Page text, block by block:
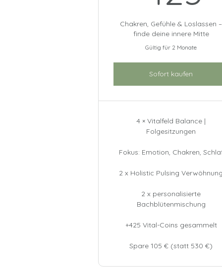
Chakren, Gefühle & Loslassen –
finde deine innere Mitte
Gültig für 2 Monate
Sofort kaufen
4 × Vitalfeld Balance |
Folgesitzungen
Fokus: Emotion, Chakren,
2 x Holistic Pulsing Verwöhnung
2 x personalisierte
Bachblütenmischung
+425 Vital-Coins gesammelt
Spare 105 € (statt 530 €)